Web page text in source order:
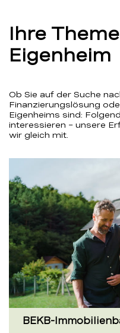
Ihre
Eigenheim
Ob Sie auf der Suche
Finanzierungslösung
Eigenheims sind:
interessieren – unsere
wir gleich mit.
BEKB-